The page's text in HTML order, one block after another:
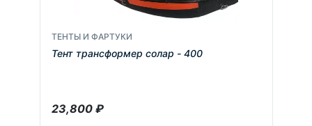
ТЕНТЫ И ФАРТУКИ
Тент трансформер солар - 400
23,800₽